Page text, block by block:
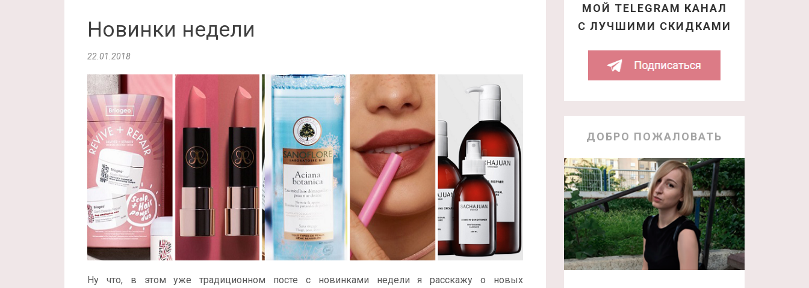
Новинки недели
22.01.2018
Ну что, в этом уже традиционном посте с новинками недели я расскажу о новых
МОЙ TELEGRAM КАНАЛ
С ЛУЧШИМИ СКИДКАМИ
ДОБРО ПОЖАЛОВАТЬ